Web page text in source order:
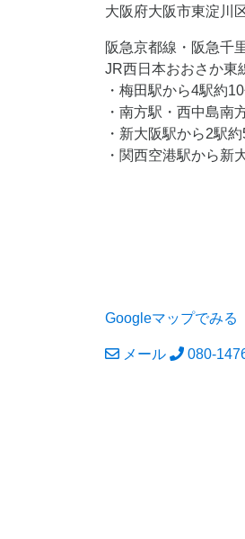
大阪府大阪市東淀川
阪急京都線・阪急千
JR西日本おおさか東
・梅田駅から4駅約
・南方駅・西中島南
・新大阪駅から2駅
・関西空港駅から新
Googleマップでみる
メール 080-